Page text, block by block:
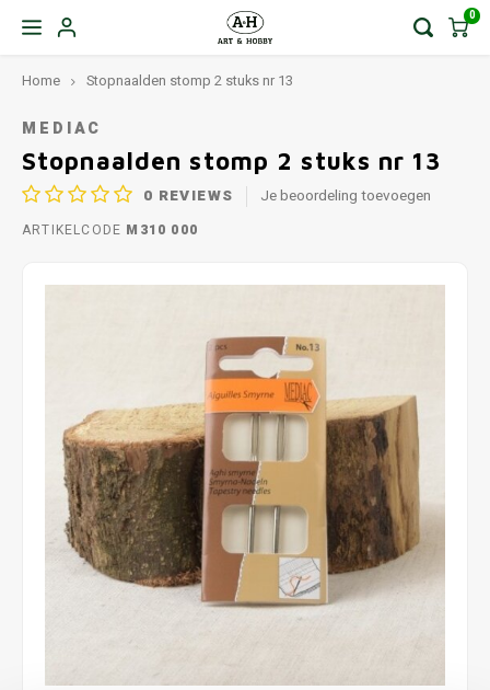
0
Home Stopnaalden stomp 2 stuks nr 13
MEDIAC
Stopnaalden stomp 2 stuks nr 13
0 REVIEWS Je beoordeling toevoegen
ARTIKELCODE M310 000